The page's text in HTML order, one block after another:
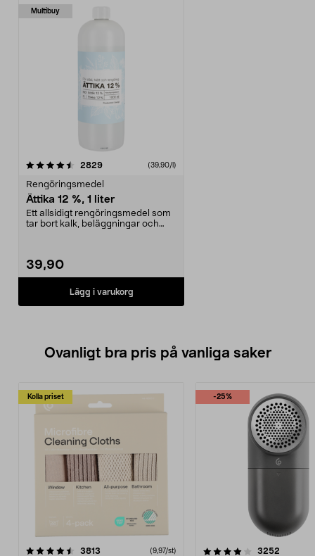
Multibuy
2829recensioner(39,90/l)
Rengöringsmedel
Ättika 12 %, 1 liter
Ett allsidigt rengöringsmedel som
tar bort kalk, beläggningar och
39,90
Lägg i varukorg
Ovanligt bra pris på vanliga saker
Kolla priset
3813 (9,97/st)
-25%
4.0av 5 stjärnor 3252
4.5av 5 stjärnor